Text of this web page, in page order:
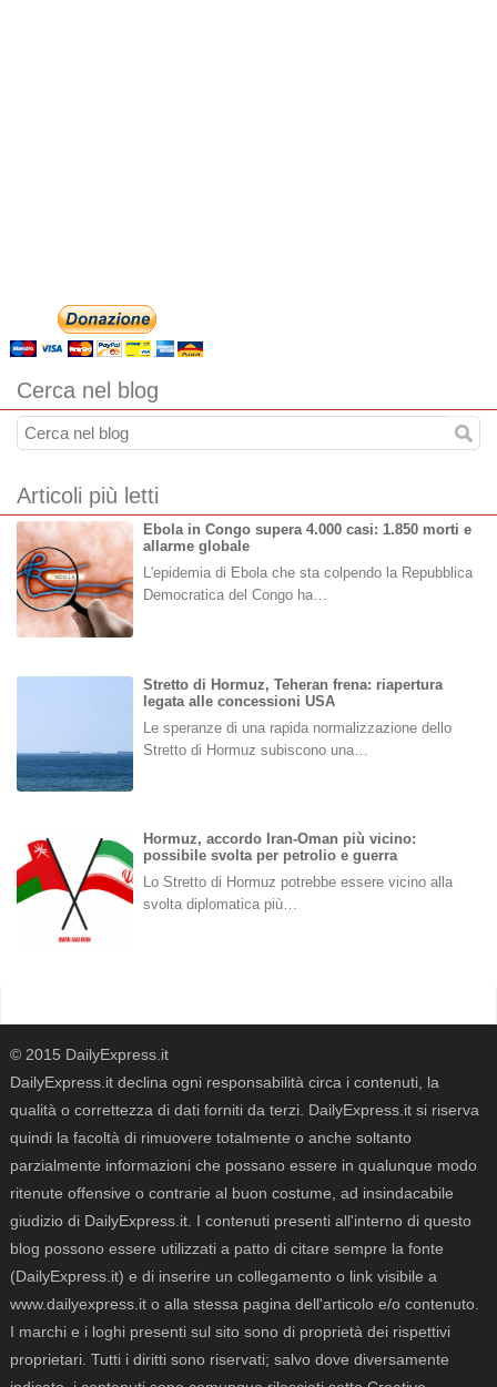
Cerca nel blog
Articoli più letti
Ebola in Congo supera 4.000 casi: 1.850 morti e
allarme globale
L'epidemia di Ebola che sta colpendo la Repubblica
Democratica del Congo ha…
Stretto di Hormuz, Teheran frena: riapertura
legata alle concessioni USA
Le speranze di una rapida normalizzazione dello
Stretto di Hormuz subiscono una…
Hormuz, accordo Iran-Oman più vicino:
possibile svolta per petrolio e guerra
Lo Stretto di Hormuz potrebbe essere vicino alla
svolta diplomatica più…
© 2015 DailyExpress.it
DailyExpress.it declina ogni responsabilità circa i contenuti, la
qualità o correttezza di dati forniti da terzi. DailyExpress.it si riserva
quindi la facoltà di rimuovere totalmente o anche soltanto
parzialmente informazioni che possano essere in qualunque modo
ritenute offensive o contrarie al buon costume, ad insindacabile
giudizio di DailyExpress.it. I contenuti presenti all'interno di questo
blog possono essere utilizzati a patto di citare sempre la fonte
(DailyExpress.it) e di inserire un collegamento o link visibile a
www.dailyexpress.it o alla stessa pagina dell'articolo e/o contenuto.
I marchi e i loghi presenti sul sito sono di proprietà dei rispettivi
proprietari. Tutti i diritti sono riservati; salvo dove diversamente